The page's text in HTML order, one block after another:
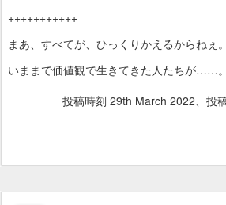
+++++++++++
まあ、すべてが、ひっくりかえるからねぇ。
いままで価値観で生きてきた人たちが……。
投稿時刻 29th March 2022、投